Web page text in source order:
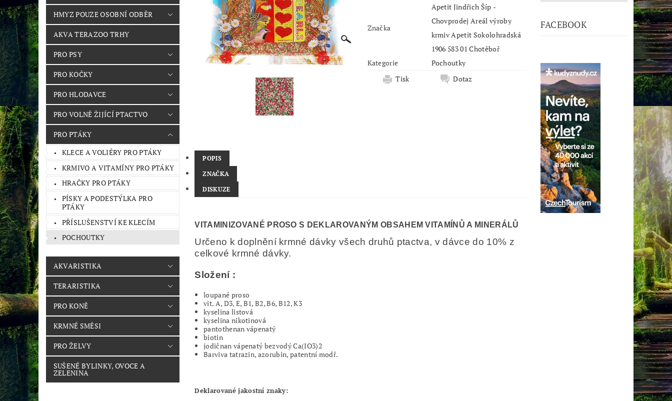
HMYZ POUZE OSOBNÍ ODBĚR
AKVA TERAZOO TRHY
PRO PSY
PRO KOČKY
PRO HLODAVCE
PRO VOLNĚ ŽIJÍCÍ PTACTVO
PRO PTÁKY
KLECE A VOLIÉRY PRO PTÁKY
KRMIVO A VITAMÍNY PRO PTÁKY
HRAČKY PRO PTÁKY
PÍSKY A PODESTÝLKA PRO
PTÁKY
PŘÍSLUŠENSTVÍ KE KLECÍM
POCHOUTKY
AKVARISTIKA
TERARISTIKA
PRO KONĚ
KRMNÉ SMĚSI
PRO ŽELVY
SUŠENÉ BYLINKY, OVOCE A
ZELENINA
Značka
Apetit Jindřich Šíp -
Chovprodej Areál výroby
krmiv Apetit Sokolohradská
1906 583 01 Chotěboř
Kategorie
Pochoutky
Tisk
Dotaz
POPIS
ZNAČKA
DISKUZE
VITAMINIZOVANÉ PROSO S DEKLAROVANÝM OBSAHEM VITAMÍNŮ A MINERÁLŮ
Určeno k doplnění krmné dávky všech druhů ptactva, v dávce do 10% z
celkové krmné dávky.
Složení :
loupané proso
vit. A, D3, E, B1, B2, B6, B12, K3
kyselina listová
kyselina nikotinová
pantothenan vápenatý
biotin
jodičnan vápenatý bezvodý Ca(IO3)2
Barviva tatrazin, azorubin, patentní modř.
Deklarované jakostní znaky:
FACEBOOK